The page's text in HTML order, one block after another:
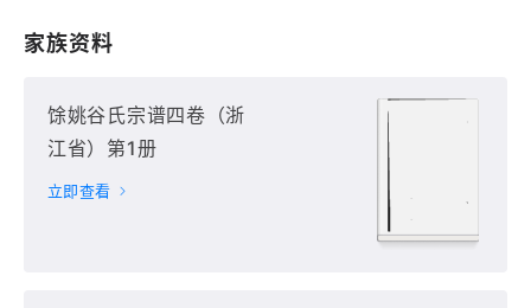
家族资料
馀姚谷氏宗谱四卷（浙
江省）第1册
立即查看